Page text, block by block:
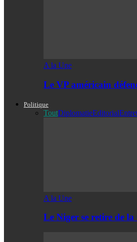
A la Une
Le VP américain
Politique
ToutDiplomatieEditorial
A la Une
Le Niger se retire de